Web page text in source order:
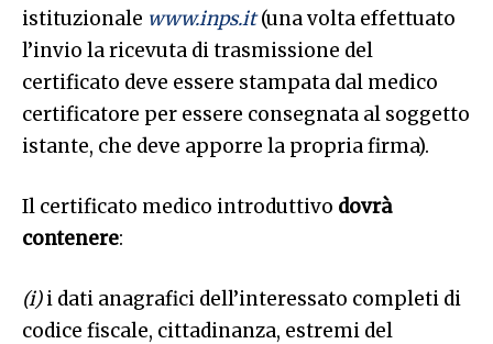
istituzionale www.inps.it(una volta effettuato
l’invio la ricevuta di trasmissione del
certificato deve essere stampata dal medico
certificatore per essere consegnata al soggetto
istante, che deve apporre la propria firma).
Il certificato medico introduttivo dovrà
contenere:
(i)i dati anagrafici dell’interessato completi di
codice fiscale, cittadinanza, estremi del